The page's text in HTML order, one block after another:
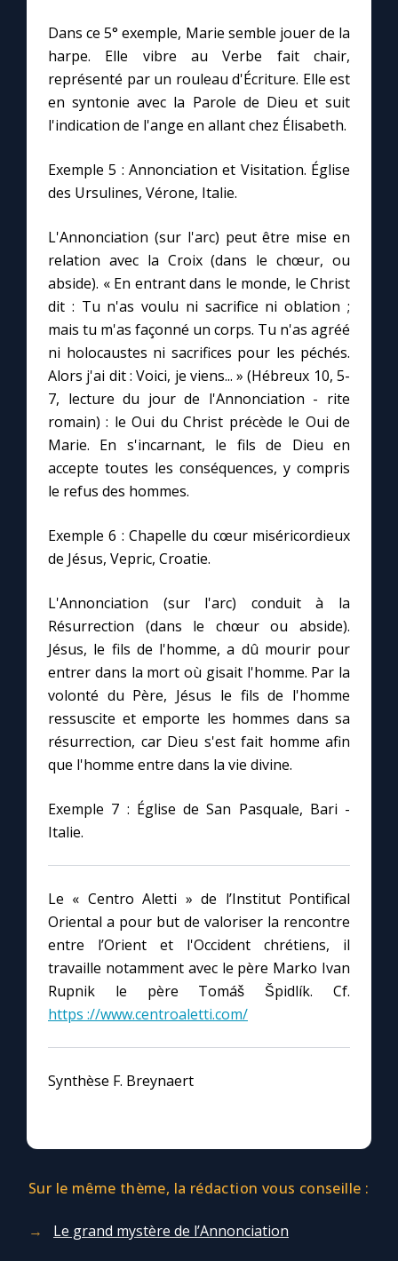
Dans ce 5° exemple, Marie semble jouer de la
harpe. Elle vibre au Verbe fait chair,
représenté par un rouleau d'Écriture. Elle est
en syntonie avec la Parole de Dieu et suit
l'indication de l'ange en allant chez Élisabeth.
Exemple 5 : Annonciation et Visitation. Église
des Ursulines, Vérone, Italie.
L'Annonciation (sur l'arc) peut être mise en
relation avec la Croix (dans le chœur, ou
abside). « En entrant dans le monde, le Christ
dit : Tu n'as voulu ni sacrifice ni oblation ;
mais tu m'as façonné un corps. Tu n'as agréé
ni holocaustes ni sacrifices pour les péchés.
Alors j'ai dit : Voici, je viens... » (Hébreux 10, 5-
7, lecture du jour de l'Annonciation - rite
romain) : le Oui du Christ précède le Oui de
Marie. En s'incarnant, le fils de Dieu en
accepte toutes les conséquences, y compris
le refus des hommes.
Exemple 6 : Chapelle du cœur miséricordieux
de Jésus, Vepric, Croatie.
L'Annonciation (sur l'arc) conduit à la
Résurrection (dans le chœur ou abside).
Jésus, le fils de l'homme, a dû mourir pour
entrer dans la mort où gisait l'homme. Par la
volonté du Père, Jésus le fils de l'homme
ressuscite et emporte les hommes dans sa
résurrection, car Dieu s'est fait homme afin
que l'homme entre dans la vie divine.
Exemple 7 : Église de San Pasquale, Bari -
Italie.
Le « Centro Aletti » de l’Institut Pontifical
Oriental a pour but de valoriser la rencontre
entre l’Orient et l'Occident chrétiens, il
travaille notamment avec le père Marko Ivan
Rupnik le père Tomáš Špidlík. Cf.
https ://www.centroaletti.com/
Synthèse F. Breynaert
Sur le même thème, la rédaction vous conseille :
Le grand mystère de l’Annonciation